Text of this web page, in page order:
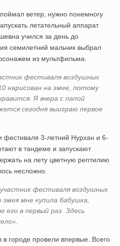
ветер, нужно понемногу
летательный аппарат
учился за день до
семилетний мальчик выбрал
из мультфильма.
фестиваля воздушных
нарисован на змее, потому
Я вчера с папой
сегодня выиграю первое
фестиваля 3-летний Нурхан и 6-
в тандеме и запускают
на лету цветную рептилию
несложно.
фестиваля воздушных
мне купила бабушка,
его в первый раз. Здесь
городе провели впервые. Всего